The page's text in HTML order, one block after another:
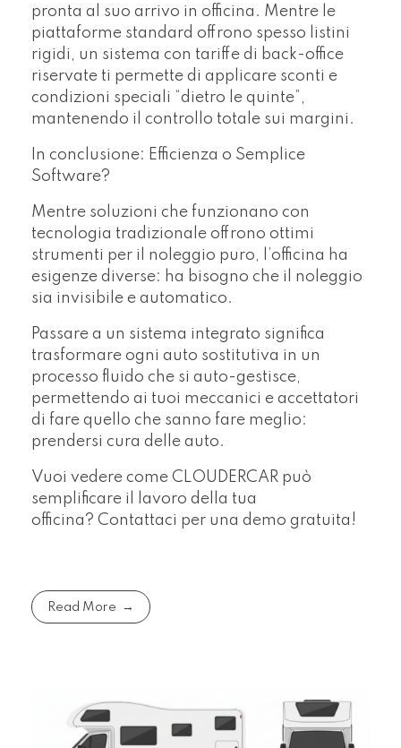
pronta al suo arrivo in officina. Mentre le
piattaforme standard offrono spesso listini
rigidi, un sistema con tariffe di back-office
riservate ti permette di applicare sconti e
condizioni speciali “dietro le quinte”,
mantenendo il controllo totale sui margini.
In conclusione: Efficienza o Semplice
Software?
Mentre soluzioni che funzionano con
tecnologia tradizionale offrono ottimi
strumenti per il noleggio puro, l’officina ha
esigenze diverse: ha bisogno che il noleggio
sia invisibile e automatico.
Passare a un sistema integrato significa
trasformare ogni auto sostitutiva in un
processo fluido che si auto-gestisce,
permettendo ai tuoi meccanici e accettatori
di fare quello che sanno fare meglio:
prendersi cura delle auto.
Vuoi vedere come CLOUDERCAR può
semplificare il lavoro della tua
officina? Contattaci per una demo gratuita!
Read More